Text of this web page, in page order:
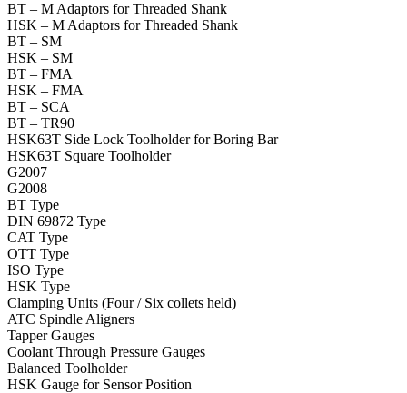
BT – M Adaptors for Threaded Shank
HSK – M Adaptors for Threaded Shank
BT – SM
HSK – SM
BT – FMA
HSK – FMA
BT – SCA
BT – TR90
HSK63T Side Lock Toolholder for Boring Bar
HSK63T Square Toolholder
G2007
G2008
BT Type
DIN 69872 Type
CAT Type
OTT Type
ISO Type
HSK Type
Clamping Units (Four / Six collets held)
ATC Spindle Aligners
Tapper Gauges
Coolant Through Pressure Gauges
Balanced Toolholder
HSK Gauge for Sensor Position